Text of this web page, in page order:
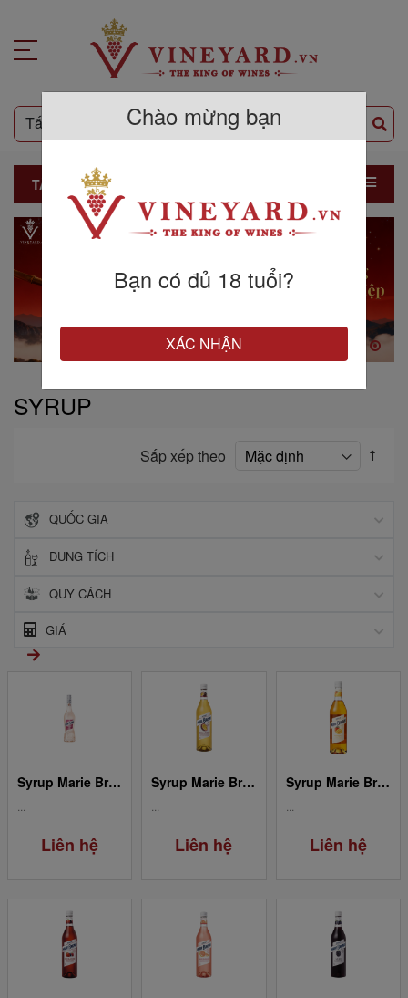
TẤT CẢ SẢN PHẨM
SYRUP
Sắp xếp theo
QUỐC GIA
DUNG TÍCH
QUY CÁCH
GIÁ
Syrup Marie Brizard Lychee
Liên hệ
Syrup Marie Brizard Passion Fruit / Fruit De La Passion
Liên hệ
Syrup Marie Brizard Mango / Mangue
Liên hệ
Chào mừng bạn
Bạn có đủ 18 tuổi?
XÁC NHẬN